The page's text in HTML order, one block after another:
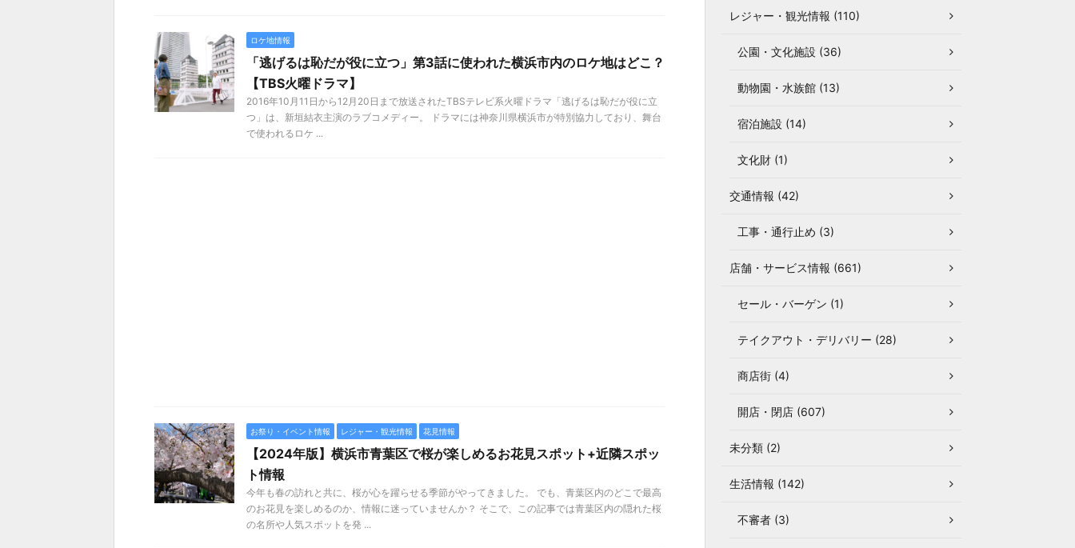
ロケ地情報
「逃げるは恥だが役に立つ」第3話に使われた横浜市内のロケ地はどこ？
【TBS火曜ドラマ】
2016年10月11日から12月20日まで放送されたTBSテレビ系火曜ドラマ「逃げるは恥だが役に立
つ」は、新垣結衣主演のラブコメディー。 ドラマには神奈川県横浜市が特別協力しており、舞台
で使われるロケ ...
お祭り・イベント情報 レジャー・観光情報 花見情報
【2024年版】横浜市青葉区で桜が楽しめるお花見スポット+近隣スポッ
ト情報
今年も春の訪れと共に、桜が心を躍らせる季節がやってきました。 でも、青葉区内のどこで最高
のお花見を楽しめるのか、情報に迷っていませんか？ そこで、この記事では青葉区内の隠れた桜
の名所や人気スポットを発 ...
レジャー・観光情報 (110)
公園・文化施設 (36)
動物園・水族館 (13)
宿泊施設 (14)
文化財 (1)
交通情報 (42)
工事・通行止め (3)
店舗・サービス情報 (661)
セール・バーゲン (1)
テイクアウト・デリバリー (28)
商店街 (4)
開店・閉店 (607)
未分類 (2)
生活情報 (142)
不審者 (3)